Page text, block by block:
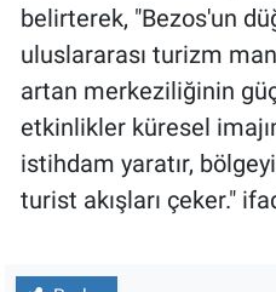
belirterek, "Bezos'un
uluslararası turizm
artan merkeziliğinin
etkinlikler küresel
istihdam yaratır,
turist akışları çeker."